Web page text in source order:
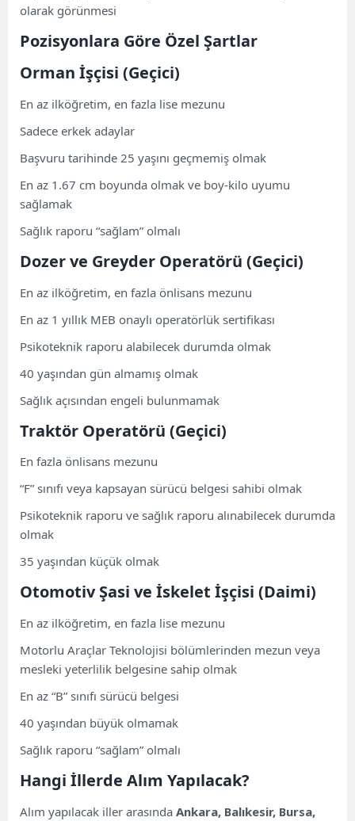
olarak görünmesi
Pozisyonlara Göre Özel Şartlar
Orman İşçisi (Geçici)
En az ilköğretim, en fazla lise mezunu
Sadece erkek adaylar
Başvuru tarihinde 25 yaşını geçmemiş olmak
En az 1.67 cm boyunda olmak ve boy-kilo uyumu
sağlamak
Sağlık raporu “sağlam” olmalı
Dozer ve Greyder Operatörü (Geçici)
En az ilköğretim, en fazla önlisans mezunu
En az 1 yıllık MEB onaylı operatörlük sertifikası
Psikoteknik raporu alabilecek durumda olmak
40 yaşından gün almamış olmak
Sağlık açısından engeli bulunmamak
Traktör Operatörü (Geçici)
En fazla önlisans mezunu
“F” sınıfı veya kapsayan sürücü belgesi sahibi olmak
Psikoteknik raporu ve sağlık raporu alınabilecek durumda
olmak
35 yaşından küçük olmak
Otomotiv Şasi ve İskelet İşçisi (Daimi)
En az ilköğretim, en fazla lise mezunu
Motorlu Araçlar Teknolojisi bölümlerinden mezun veya
mesleki yeterlilik belgesine sahip olmak
En az “B” sınıfı sürücü belgesi
40 yaşından büyük olmamak
Sağlık raporu “sağlam” olmalı
Hangi İllerde Alım Yapılacak?
Alım yapılacak iller arasında Ankara, Balıkesir, Bursa,